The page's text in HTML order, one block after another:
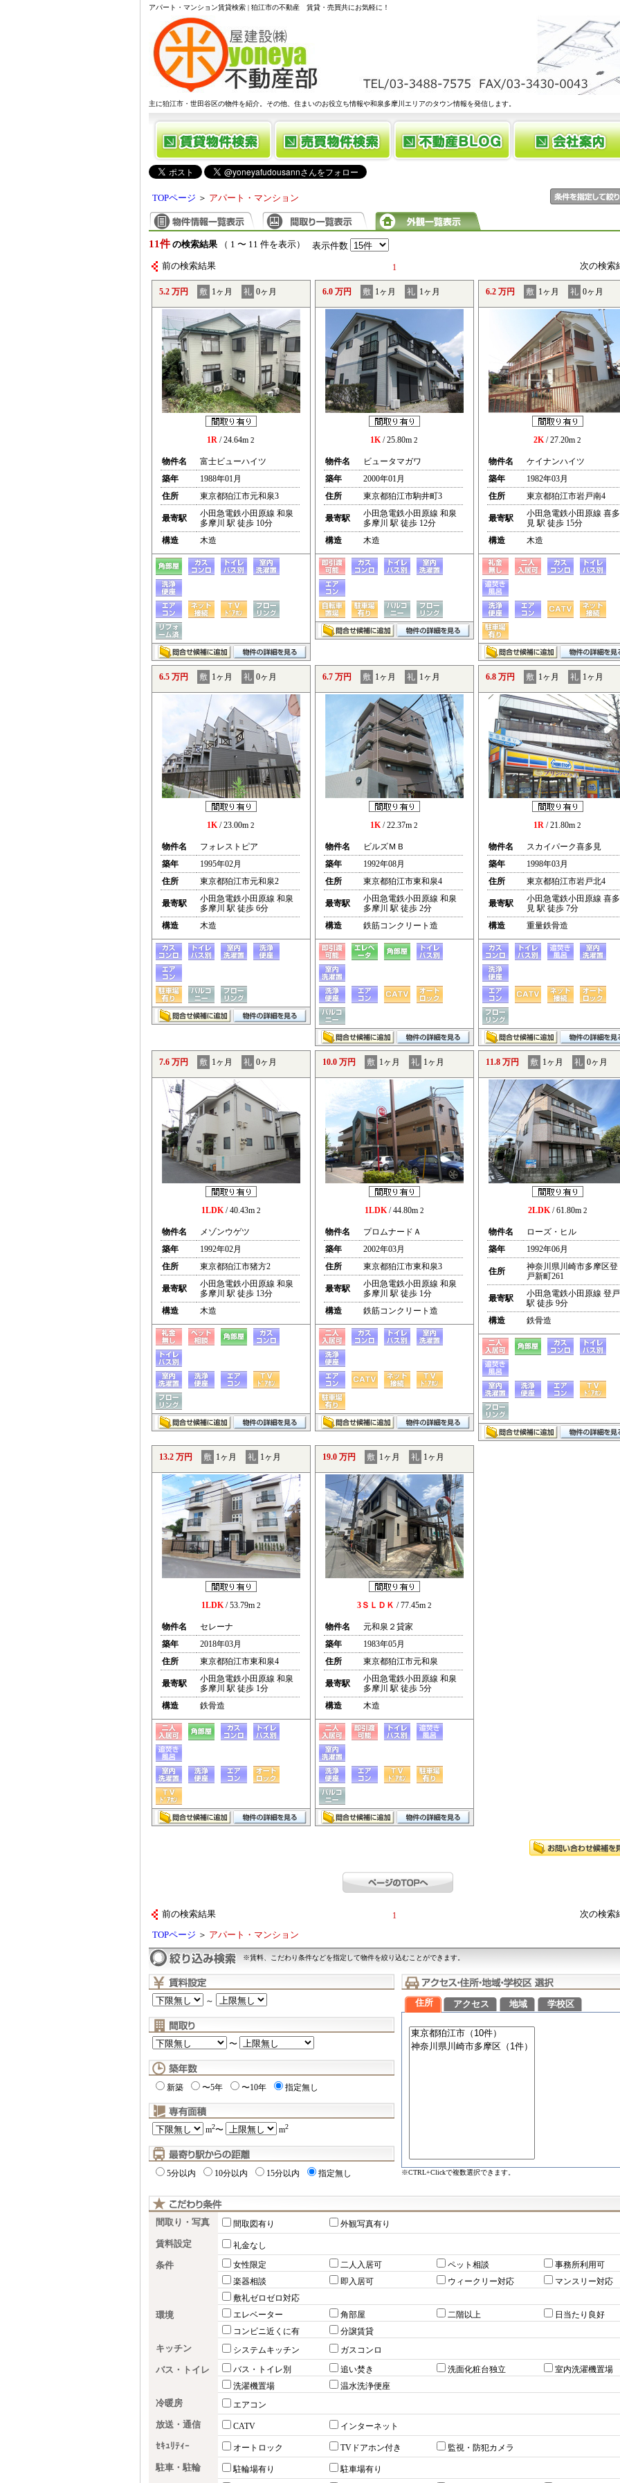
アパート・マンション賃貸検索 | 狛江市の不動産 賃貸・売買共にお気軽に！
主に狛江市・世田谷区の物件を紹介。その他、住まいのお役立ち情報や和泉多摩川エリアのタウン情報を発信します。
TOPページ ＞ アパート・マンション
11件 の検索結果（ 1 〜 11 件を表示） 表示件数
前の検索結果 1 次の検
5.2 万円 敷 1ヶ月 礼 0ヶ月
1R / 24.64m 2
物件名
富士ビューハイツ
築年
1988年01月
住所
東京都狛江市元和泉3
最寄駅
小田急電鉄小田原線 和泉
多摩川 駅 徒歩 10分
構造
木造
6.0 万円 敷 1ヶ月 礼 1ヶ月
1K/ 25.80m 2
物件名
ビュータマガワ
築年
2000年01月
住所
東京都狛江市駒井町3
最寄駅
小田急電鉄小田原線 和泉
多摩川 駅 徒歩 12分
構造
木造
6.2 万円 敷 1ヶ月 礼 0ヶ月
2K/ 27.20m 2
物件名
ケイナンハイツ
築年
1982年03月
住所
東京都狛江市岩戸南4
最寄駅
小田急電鉄小田原線 喜多
見 駅 徒歩 15分
構造
木造
6.5 万円 敷 1ヶ月 礼 0ヶ月
1K/ 23.00m 2
物件名
フォレストピア
築年
1995年02月
住所
東京都狛江市元和泉2
最寄駅
小田急電鉄小田原線 和泉
多摩川 駅 徒歩 6分
構造
木造
6.7 万円 敷 1ヶ月 礼 1ヶ月
1K/ 22.37m 2
物件名
ビルズＭＢ
築年
1992年08月
住所
東京都狛江市東和泉4
最寄駅
小田急電鉄小田原線 和泉
多摩川 駅 徒歩 2分
構造
鉄筋コンクリート造
6.8 万円 敷 1ヶ月 礼 1ヶ月
1R / 21.80m 2
物件名
スカイパーク喜多見
築年
1998年03月
住所
東京都狛江市岩戸北4
最寄駅
小田急電鉄小田原線 喜多
見 駅 徒歩 7分
構造
重量鉄骨造
7.6 万円 敷 1ヶ月 礼 0ヶ月
1LDK/ 40.43m 2
物件名
メゾンウゲツ
築年
1992年02月
住所
東京都狛江市猪方2
最寄駅
小田急電鉄小田原線 和泉
多摩川 駅 徒歩 13分
構造
木造
10.0 万円 敷 1ヶ月 礼 1ヶ月
1LDK/ 44.80m 2
物件名
プロムナードＡ
築年
2002年03月
住所
東京都狛江市東和泉3
最寄駅
小田急電鉄小田原線 和泉
多摩川 駅 徒歩 1分
構造
鉄筋コンクリート造
11.8 万円 敷 1ヶ月 礼 0ヶ月
2LDK/ 61.80m 2
物件名
ローズ・ヒル
築年
1992年06月
住所
神奈川県川崎市多摩区登
戸新町261
最寄駅
小田急電鉄小田原線 登戸
駅 徒歩 9分
構造
鉄骨造
13.2 万円 敷 1ヶ月 礼 1ヶ月
1LDK/ 53.79m 2
物件名
セレーナ
築年
2018年03月
住所
東京都狛江市東和泉4
最寄駅
小田急電鉄小田原線 和泉
多摩川 駅 徒歩 1分
構造
鉄骨造
19.0 万円 敷 1ヶ月 礼 1ヶ月
3ＳＬＤＫ / 77.45m 2
物件名
元和泉２貸家
築年
1983年05月
住所
東京都狛江市元和泉
最寄駅
小田急電鉄小田原線 和泉
多摩川 駅 徒歩 5分
構造
木造
前の検索結果 1 次の検
TOPページ ＞ アパート・マンション
※賃料、こだわり条件などを指定して物件を絞り込むことができます。
～
〜
新築 〜5年 〜10年 指定無し
m2〜 m2
5分以内 10分以内 15分以内 指定無し
住所 アクセス 地域 学校区
※CTRL+Clickで複数選択できます。
間取り・写真 間取図有り 外観写真有り
賃料設定 礼金なし
条件 女性限定 二人入居可 ペット相談
事務所利用可
楽器相談
即入居可 ウィークリー対応
マンスリー対応
敷礼ゼロゼロ対応
環境 エレベーター 角部屋 二階以上
日当たり良好
コンビニ近くに有
分譲賃貸
キッチン システムキッチン ガスコンロ
バス・トイレ バス・トイレ別 追い焚き 洗面化粧台独立
室内洗濯機置場
洗濯機置場
温水洗浄便座
冷暖房 エアコン
放送・通信 CATV インターネット
ｾｷｭﾘﾃｨｰ オートロック TVドアホン付き 監視・防犯カメラ
駐車・駐輪 駐輪場有り 駐車場有り